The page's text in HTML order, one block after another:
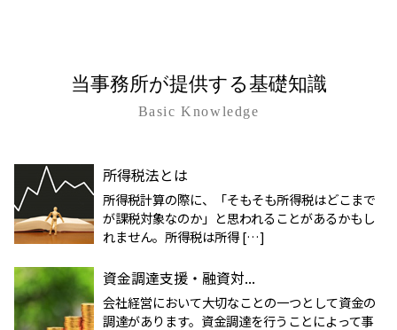
当事務所が提供する基礎知識
Basic Knowledge
所得税法とは
所得税計算の際に、「そもそも所得税はどこまで
が課税対象なのか」と思われることがあるかもし
れません。所得税は所得 […]
資金調達支援・融資対...
会社経営において大切なことの一つとして資金の
調達があります。資金調達を行うことによって事